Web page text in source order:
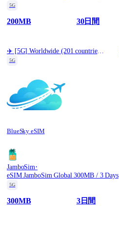
5G
200MB 30日間
✈️ [5G] Worldwide (201 countries) Best Coverage (200MB/30d)
5G
BlueSky eSIM
JamboSim·
eSIM JamboSim Global 300MB / 3 Days
5G
300MB 3日間